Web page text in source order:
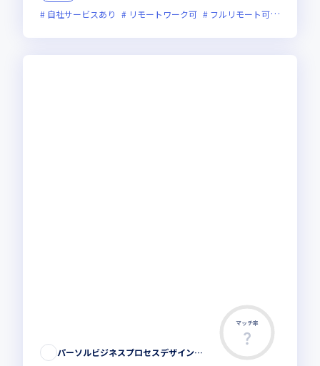
自社サービスあり
リモートワーク可 フルリモート可
マッチ率
パーソルビジネスプロセスデザイン株式会社